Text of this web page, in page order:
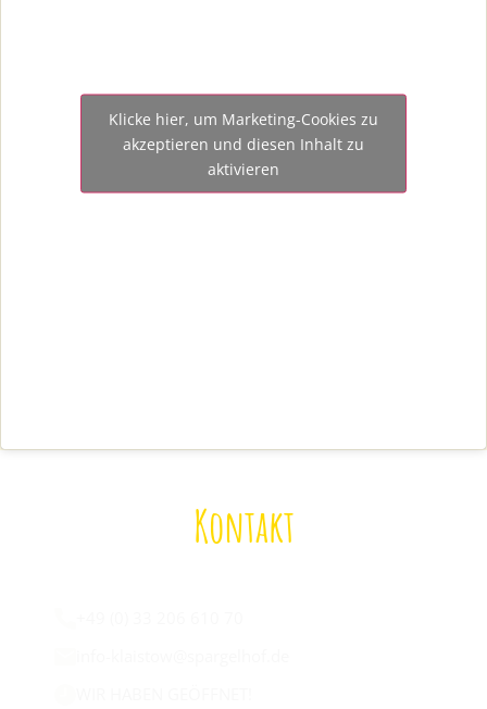
Klicke hier, um Marketing-Cookies zu
akzeptieren und diesen Inhalt zu
aktivieren
Kontakt